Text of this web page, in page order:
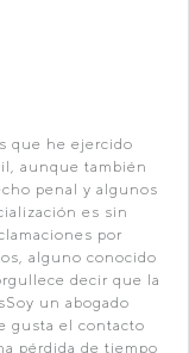
que he ejercido
aunque también
penal y algunos
es sin
por
alguno conocido
decir que la
un abogado
gusta el contacto
pérdida de tiempo